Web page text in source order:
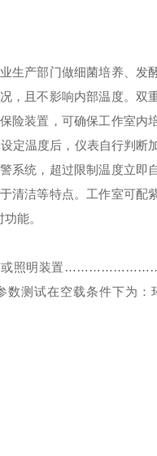
生产部门做细菌培养、发
，且不影响内部温度。 双
险装置，可确保工作室内
定温度后，仪表自行判断
系统，超过限制温度立即
清洁等特点。 工作室可配
能。
或照明装置
数测试在空载条件下为：